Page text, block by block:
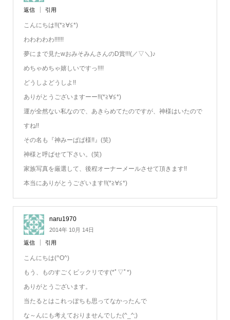
返信 引用
こんにちは!!(*≧∀≦*)
わわわわわ!!!!!!
夢にまで見たwおみそみんさんのD賞!!!(／▽＼)♪
めちゃめちゃ嬉しいですっ!!!!
どうしよどうしよ!!
ありがとうございますーー!!(*≧∀≦*)
運が全然ない私なので、あきらめてたのですが、神様はいたので
すね!!
その名も『神みーぱぱ様!!』(笑)
神様と呼ばせて下さい。(笑)
家族写真を厳選して、後程オーナーメールさせて頂きます!!
本当にありがとうございます!!(*≧∀≦*)
naru1970
2014年 10月 14日
返信 引用
こんにちは(^O^)
もう、ものすごくビックリです(*ﾟ▽ﾟ*)
ありがとうございます。
当たるとはこれっぽちも思ってなかったんで
な～んにも考えておりませんでした(^_^;)